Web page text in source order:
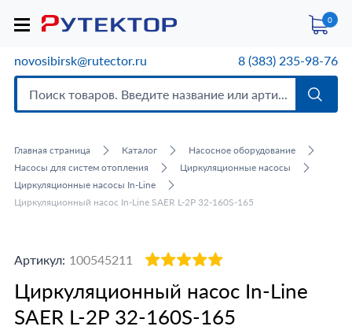
0
novosibirsk@rutector.ru 8 (383) 235-98-76
Главная страница Каталог
Насосное оборудование
Насосы для систем отопления
Циркуляционные насосы
Циркуляционные насосы In-Line
Циркуляционный насос In-Line SAER L-2P 32-160S-165
Артикул: 100545211
Циркуляционный насос In-Line
SAER L-2P 32-160S-165